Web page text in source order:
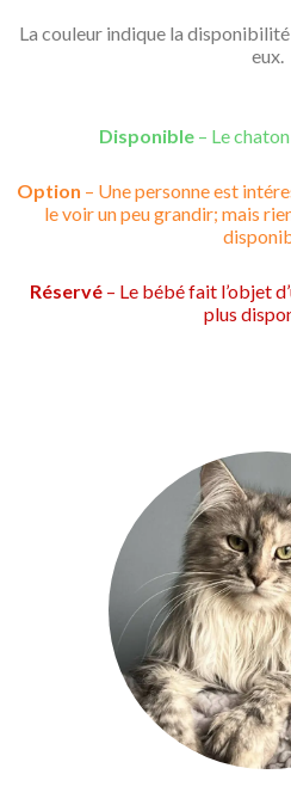
La couleur indique la disponibilité
eux.
Disponible– Le chaton
Option – Une personne est
le voir un peu grandir; mais
Réservé – Le bébé fait l’objet
plus